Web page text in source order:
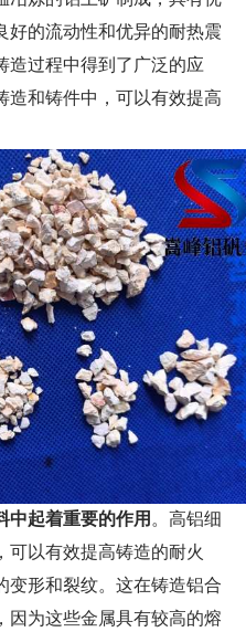
好的流动性和优异的耐热震
造过程中得到了广泛的应
造和铸件中，可以有效提高
中起着重要的作用。高铝细
可以有效提高铸造的耐火
变形和裂纹。这在铸造铝合
因为这些金属具有较高的熔